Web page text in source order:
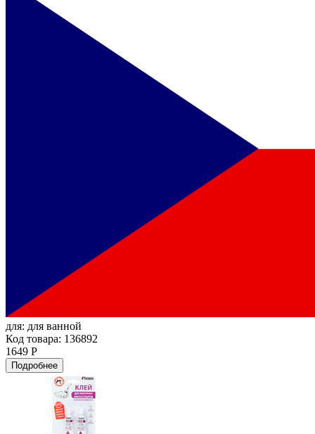
для: для ванной
Код товара: 136892
1649 Р
Подробнее